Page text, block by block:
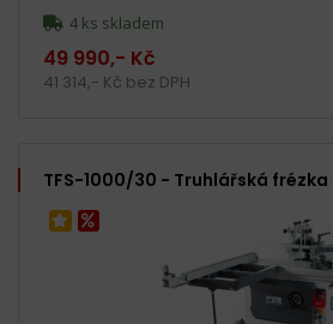
4 ks skladem
49 990,- Kč
41 314,- Kč bez DPH
TFS-1000/30 - Truhlářská frézka